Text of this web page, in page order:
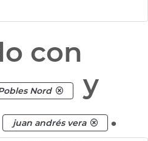
con
Nord
y
juan andrés vera .